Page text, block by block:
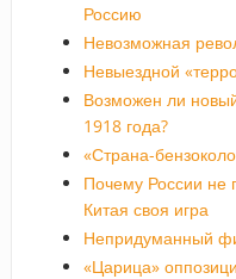
Россию
Невозможная
Невыездной
Возможен ли
1918 года?
«Страна-
Почему России не
Китая своя игра
Непридуманный
«Царица»